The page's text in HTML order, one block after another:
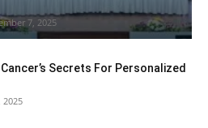
7, 2025
Secrets For Personalized
2025